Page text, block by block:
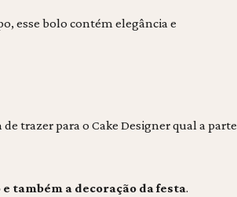
esse bolo contém elegância e
de trazer para o Cake Designer qual a parte
também a decoração da festa.